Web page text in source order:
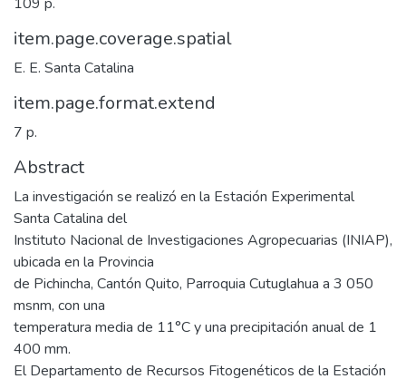
item.page.coverage.spatial
E. E. Santa Catalina
item.page.format.extend
7 p.
Abstract
La investigación se realizó en la Estación Experimental
Santa Catalina del
Instituto Nacional de Investigaciones Agropecuarias (INIAP),
ubicada en la Provincia
de Pichincha, Cantón Quito, Parroquia Cutuglahua a 3 050
msnm, con una
temperatura media de 11°C y una precipitación anual de 1
400 mm.
El Departamento de Recursos Fitogenéticos de la Estación